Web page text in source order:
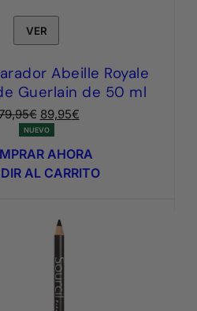
VER
Abeille Royale
Guerlain de 50 ml
€ El
precio
original
era:
179,95€.
89,95€El
actual
es:
89,95€.
NUEVO
AHORA
AL CARRITO